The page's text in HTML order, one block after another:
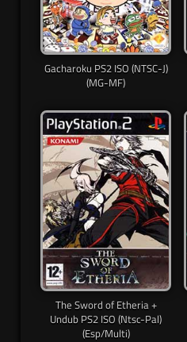
Gacharoku PS2 ISO (NTSC-J)
(MG-MF)
The Sword of Etheria +
Undub PS2 ISO (Ntsc-Pal)
(Esp/Multi)